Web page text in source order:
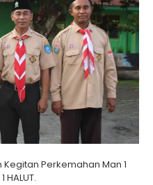
Perkemahan Man 1
HALUT.